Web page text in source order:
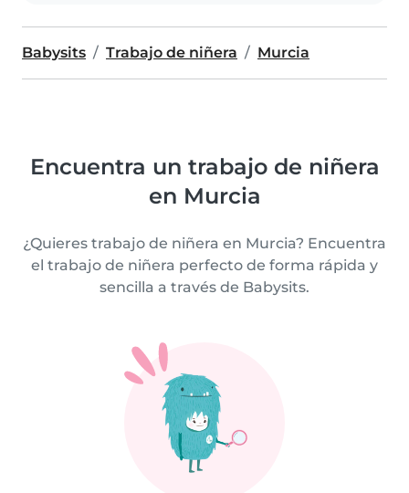
Babysits Trabajo de niñera Murcia
Encuentra un trabajo de niñera
en Murcia
¿Quieres trabajo de niñera en Murcia? Encuentra
el trabajo de niñera perfecto de forma rápida y
sencilla a través de Babysits.